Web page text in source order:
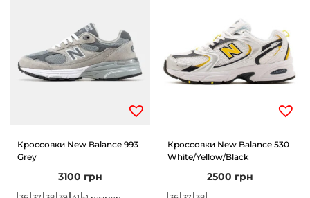
Кроссовки New Balance 993
Grey
3100 грн
Кроссовки New Balance 530
White/Yellow/Black
2500 грн